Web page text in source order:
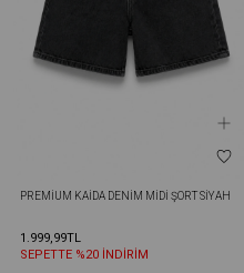
PREMIUM KAIDA DENIM MIDI ŞORT SIYAH
1.999,99TL
SEPETTE %20 İNDİRİM